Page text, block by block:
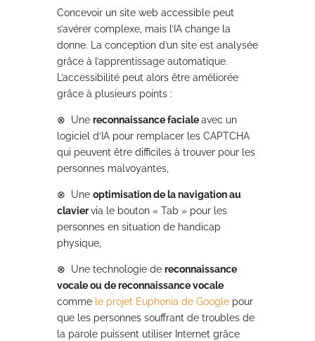
Concevoir un site web accessible peut
s’avérer complexe, mais l’IA change la
donne. La conception d’un site est analysée
grâce à l’apprentissage automatique.
L’accessibilité peut alors être améliorée
grâce à plusieurs points :
⊗ Une reconnaissance facialeavec un
logiciel d’IA pour remplacer les CAPTCHA
qui peuvent être difficiles à trouver pour les
personnes malvoyantes,
⊗ Une optimisation de la navigation au
claviervia le bouton « Tab » pour les
personnes en situation de handicap
physique,
⊗ Une technologie de reconnaissance
vocale ou de reconnaissance vocale
comme le projet Euphonia de Googlepour
que les personnes souffrant de troubles de
la parole puissent utiliser Internet grâce